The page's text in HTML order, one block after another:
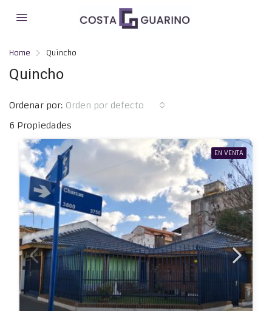
Home Quincho
Quincho
6 Propiedades
Ordenar por: Orden por defecto
EN VENTA